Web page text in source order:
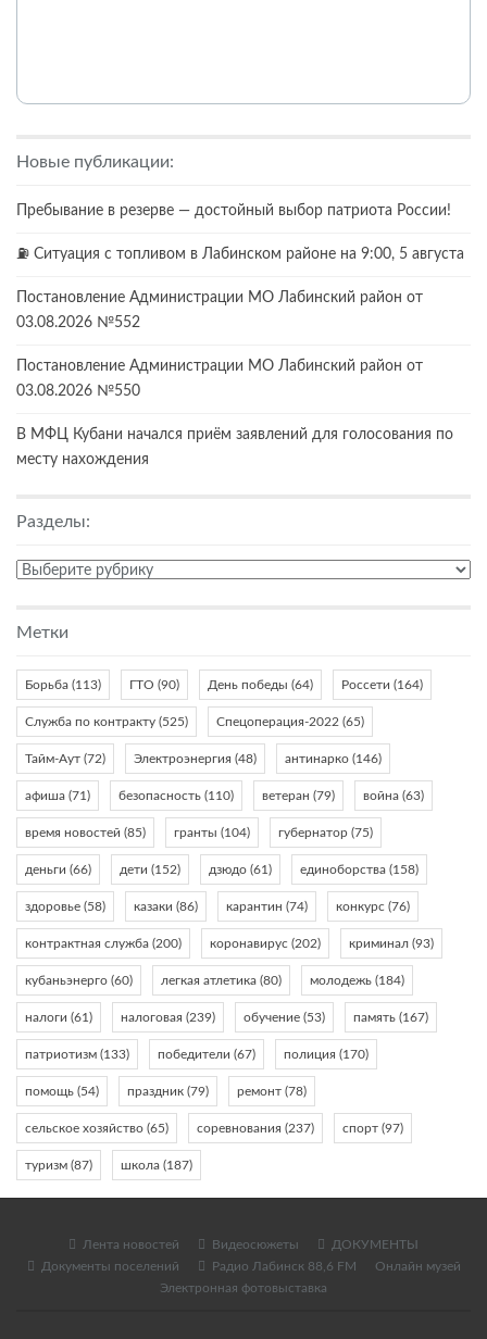
Новые публикации:
Пребывание в резерве — достойный выбор патриота России!
⛽️ Ситуация с топливом в Лабинском районе на 9:00, 5 августа
Постановление Администрации МО Лабинский район от
03.08.2026 №552
Постановление Администрации МО Лабинский район от
03.08.2026 №550
В МФЦ Кубани начался приём заявлений для голосования по
месту нахождения
Разделы:
Разделы:
Метки
Борьба (113) ГТО (90) День победы (64) Россети (164)
Служба по контракту (525) Спецоперация-2022 (65)
Тайм-Аут (72) Электроэнергия (48) антинарко (146)
афиша (71) безопасность (110) ветеран (79) война (63)
время новостей (85) гранты (104) губернатор (75)
деньги (66) дети (152) дзюдо (61) единоборства (158)
здоровье (58) казаки (86) карантин (74) конкурс (76)
контрактная служба (200) коронавирус (202) криминал (93)
кубаньэнерго (60) легкая атлетика (80) молодежь (184)
налоги (61) налоговая (239) обучение (53) память (167)
патриотизм (133) победители (67) полиция (170)
помощь (54) праздник (79) ремонт (78)
сельское хозяйство (65) соревнования (237) спорт (97)
туризм (87) школа (187)
Лента новостей Видеосюжеты
ДОКУМЕНТЫ
Документы поселений
Радио Лабинск 88,6 FM
Онлайн музей
Электронная фотовыставка